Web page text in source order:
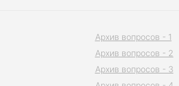
Архив вопросов - 1
Архив вопросов - 2
Архив вопросов - 3